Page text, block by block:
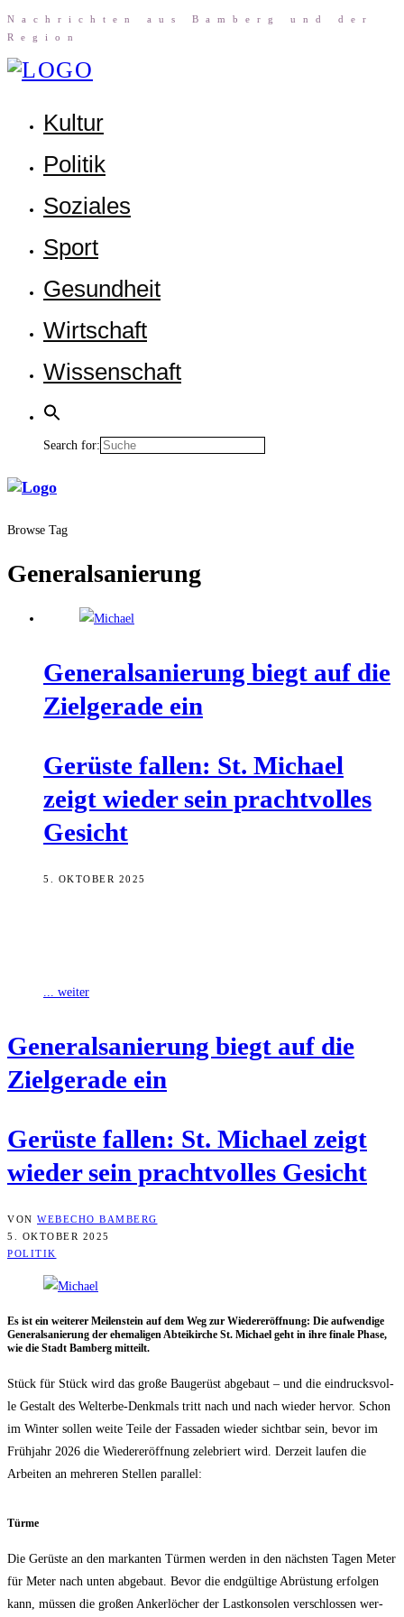
Nach­rich­ten aus Bam­berg und der
Region
Kul­tur
Poli­tik
Sozia­les
Sport
Gesund­heit
Wirt­schaft
Wis­sen­schaft
Search for:
Browse Tag
Generalsanierung
Gene­ral­sa­nie­rung biegt auf die
Ziel­ge­ra­de ein
Gerüs­te fal­len: St. Micha­el
zeigt wie­der sein pracht­vol­les
Gesicht
5. OKTOBER 2025
... weiter
Gene­ral­sa­nie­rung biegt auf die
Ziel­ge­ra­de ein
Gerüs­te fal­len: St. Micha­el zeigt
wie­der sein pracht­vol­les Gesicht
VON WEBECHO BAMBERG
5. OKTOBER 2025
POLITIK
Es ist ein wei­te­rer Mei­len­stein auf dem Weg zur Wie­der­eröff­nung: Die auf­wen­di­ge
Gene­ral­sa­nie­rung der ehe­ma­li­gen Abtei­kir­che St. Micha­el geht in ihre fina­le Pha­se,
wie die Stadt Bam­berg mitteilt.
Stück für Stück wird das gro­ße Bau­ge­rüst abge­baut – und die ein­drucks­vol­
le Gestalt des Welt­erbe-Denk­mals tritt nach und nach wie­der her­vor. Schon
im Win­ter sol­len wei­te Tei­le der Fas­sa­den wie­der sicht­bar sein, bevor im
Früh­jahr 2026 die Wie­der­eröff­nung zele­briert wird. Der­zeit lau­fen die
Arbei­ten an meh­re­ren Stel­len parallel:
Tür­me
Die Gerüs­te an den mar­kan­ten Tür­men wer­den in den nächs­ten Tagen Meter
für Meter nach unten abge­baut. Bevor die end­gül­ti­ge Abrüs­tung erfol­gen
kann, müs­sen die gro­ßen Anker­lö­cher der Last­kon­so­len ver­schlos­sen wer­